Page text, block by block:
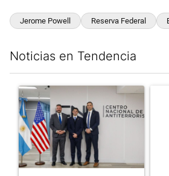
Jerome Powell Reserva Federal
Noticias en Tendencia
Un artículo de tendencia con el títuloUn